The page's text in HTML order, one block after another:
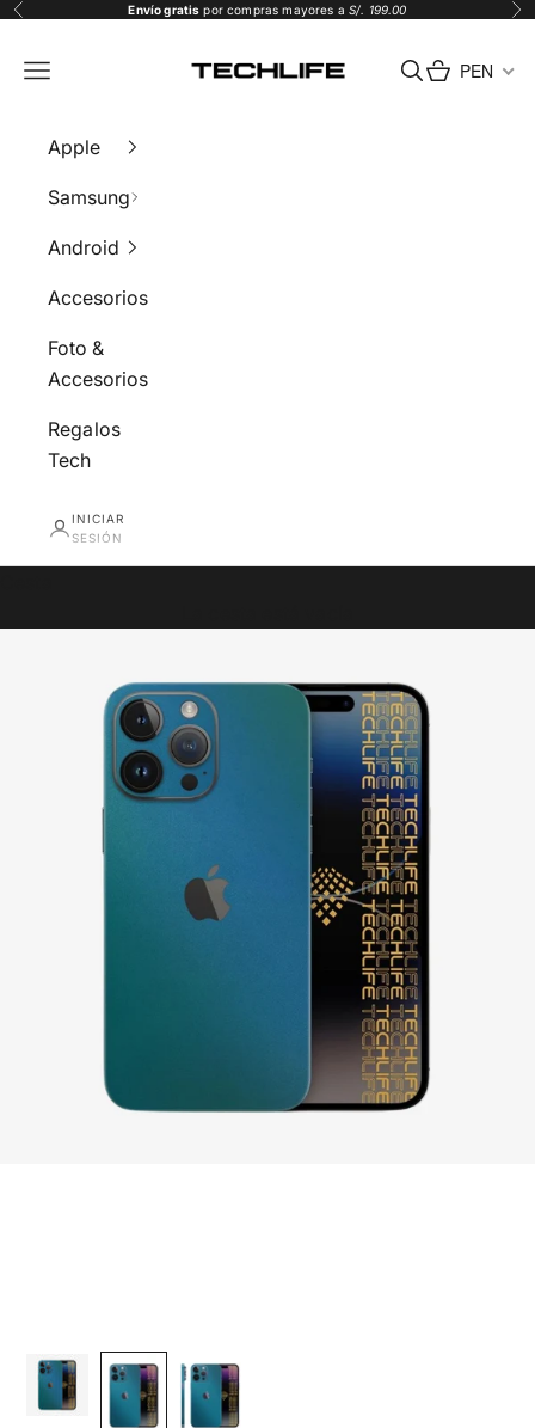
Ir al contenido
Anterior Envío gratis por compras mayores a S/. 199.00
Menú
BuscarCarrito
PEN
Apple
Samsung
Android
Accesorios
Foto &
Accesorios
Regalos
Tech
INICIAR
SESIÓN